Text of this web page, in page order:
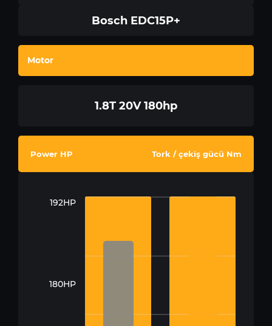
Bosch EDC15P+
Motor
1.8T 20V 180hp
Power HP Tork / çekiş gücü Nm
192HP
180HP